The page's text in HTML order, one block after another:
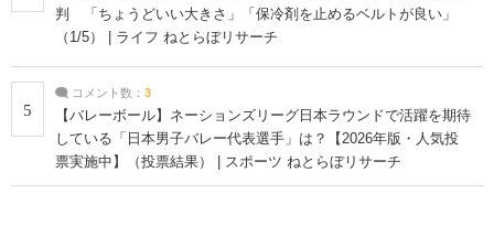
判 「ちょうどいい大きさ」「保冷剤を止めるベルトが良い」
（1/5） | ライフ ねとらぼリサーチ
5
コメント数： 3
【バレーボール】ネーションズリーグ日本ラウンドで活躍を期待
している「日本男子バレー代表選手」は？【2026年版・人気投
票実施中】（投票結果） | スポーツ ねとらぼリサーチ